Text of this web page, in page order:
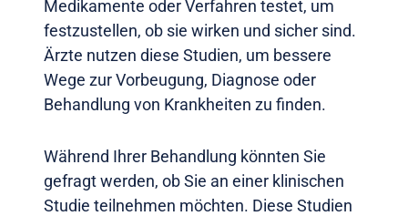
Medikamente oder Verfahren testet, um
festzustellen, ob sie wirken und sicher sind.
Ärzte nutzen diese Studien, um bessere
Wege zur Vorbeugung, Diagnose oder
Behandlung von Krankheiten zu finden.
Während Ihrer Behandlung könnten Sie
gefragt werden, ob Sie an einer klinischen
Studie teilnehmen möchten. Diese Studien